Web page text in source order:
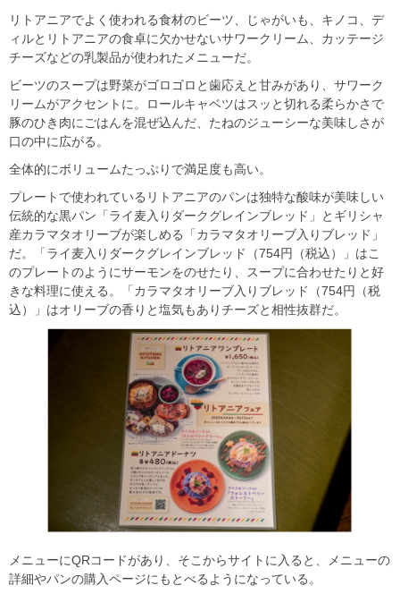
リトアニアでよく使われる食材のビーツ、じゃがいも、キノコ、デ
ィルとリトアニアの食卓に欠かせないサワークリーム、カッテージ
チーズなどの乳製品が使われたメニューだ。
ビーツのスープは野菜がゴロゴロと歯応えと甘みがあり、サワーク
リームがアクセントに。ロールキャベツはスッと切れる柔らかさで
豚のひき肉にごはんを混ぜ込んだ、たねのジューシーな美味しさが
口の中に広がる。
全体的にボリュームたっぷりで満足度も高い。
プレートで使われているリトアニアのパンは独特な酸味が美味しい
伝統的な黒パン「ライ麦入りダークグレインブレッド」とギリシャ
産カラマタオリーブが楽しめる「カラマタオリーブ入りブレッド」
だ。「ライ麦入りダークグレインブレッド（754円（税込）」はこ
のプレートのようにサーモンをのせたり、スープに合わせたりと好
きな料理に使える。「カラマタオリーブ入りブレッド（754円（税
込）」はオリーブの香りと塩気もありチーズと相性抜群だ。
メニューにQRコードがあり、そこからサイトに入ると、メニューの
詳細やパンの購入ページにもとべるようになっている。